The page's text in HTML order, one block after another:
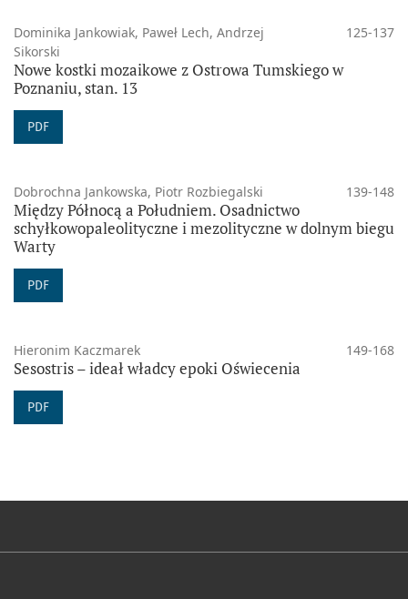
Dominika Jankowiak, Paweł Lech, Andrzej
Sikorski
125-137
Nowe kostki mozaikowe z Ostrowa Tumskiego w
Poznaniu, stan. 13
PDF
Dobrochna Jankowska, Piotr Rozbiegalski 139-148
Między Północą a Południem. Osadnictwo
schyłkowopaleolityczne i mezolityczne w dolnym biegu
Warty
PDF
Hieronim Kaczmarek 149-168
Sesostris – ideał władcy epoki Oświecenia
PDF